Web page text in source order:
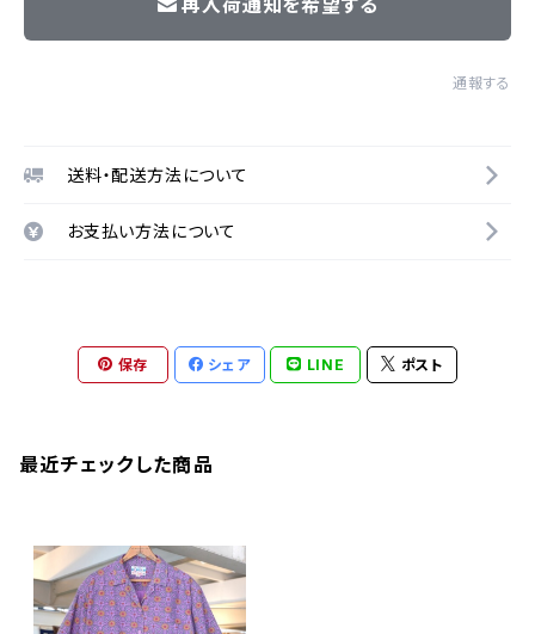
再入荷通知を希望する
通報する
送料・配送方法について
お支払い方法について
保存 シェア LINE ポスト
最近チェックした商品